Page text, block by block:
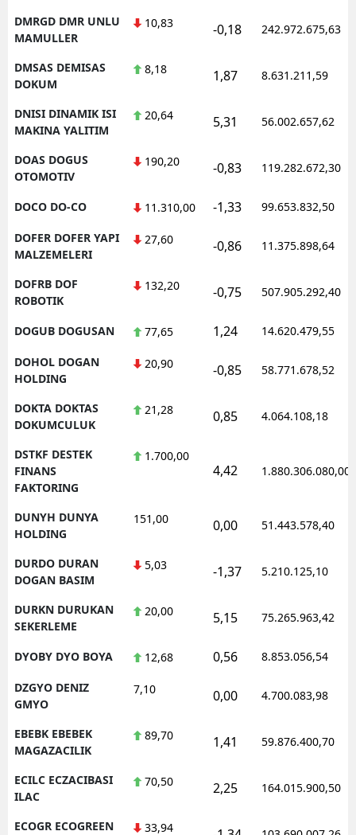
DMRGD DMR UNLU
MAMULLER
10,83 -0,18 242.972.675,63
DMSAS DEMISAS
DOKUM
8,18 1,87 8.631.211,59
DNISI DINAMIK ISI
MAKINA YALITIM
20,64 5,31 56.002.657,62
DOAS DOGUS
OTOMOTIV
190,20 -0,83 119.282.672,30
DOCO DO-CO 11.310,00 -1,33 99.653.832,50
DOFER DOFER YAPI
MALZEMELERI
27,60 -0,86 11.375.898,64
DOFRB DOF
ROBOTIK
132,20 -0,75 507.905.292,40
DOGUB DOGUSAN 77,65 1,24 14.620.479,55
DOHOL DOGAN
HOLDING
20,90 -0,85 58.771.678,52
DOKTA DOKTAS
DOKUMCULUK
21,28 0,85 4.064.108,18
DSTKF DESTEK
FINANS
FAKTORING
1.700,00
4,42 1.880.306.080,00
DUNYH DUNYA
HOLDING
151,00 0,00 51.443.578,40
DURDO DURAN
DOGAN BASIM
5,03 -1,37 5.210.125,10
DURKN DURUKAN
SEKERLEME
20,00 5,15 75.265.963,42
DYOBY DYO BOYA 12,68 0,56 8.853.056,54
DZGYO DENIZ
GMYO
7,10 0,00 4.700.083,98
EBEBK EBEBEK
MAGAZACILIK
89,70 1,41 59.876.400,70
ECILC ECZACIBASI
ILAC
70,50 2,25 164.015.900,50
ECOGR ECOGREEN
33,94